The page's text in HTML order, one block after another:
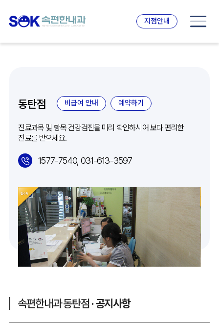
지점안내
동탄점 비급여 안내 예약하기
진료과목 및 항목 건강검진을 미리 확인하시어 보다 편리한
진료를 받으세요.
1577-7540, 031-613-3597
속편한내과 동탄점 · 공지사항